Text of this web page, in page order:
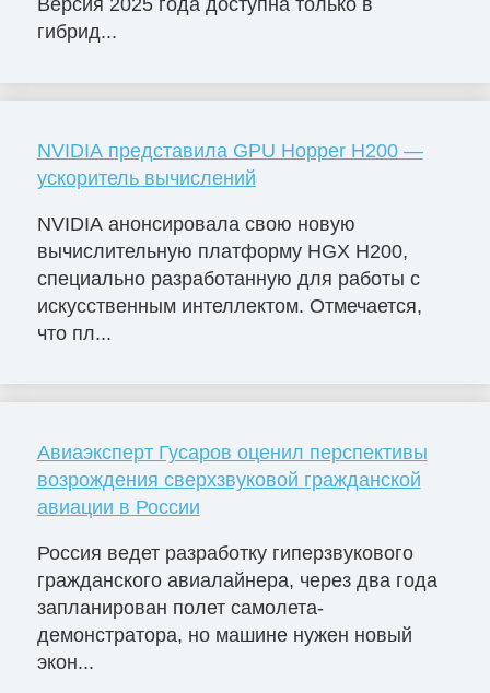
гибрид...
NVIDIA представила GPU Hopper H200 —
ускоритель вычислений
NVIDIA анонсировала свою новую
вычислительную платформу HGX H200,
специально разработанную для работы с
искусственным интеллектом. Отмечается,
что пл...
Авиаэксперт Гусаров оценил перспективы
возрождения сверхзвуковой гражданской
авиации в России
Россия ведет разработку гиперзвукового
гражданского авиалайнера, через два года
запланирован полет самолета-
демонстратора, но машине нужен новый
экон...